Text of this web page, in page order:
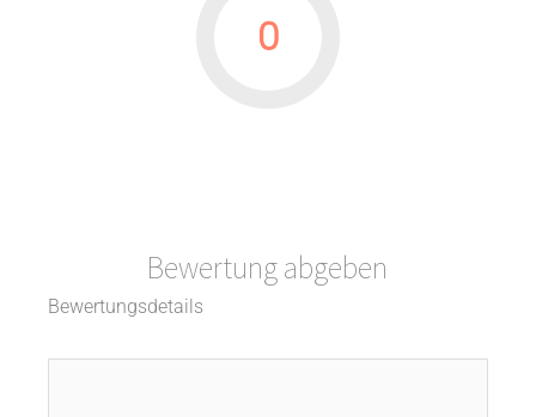
0
Bewertung abgeben
Bewertungsdetails